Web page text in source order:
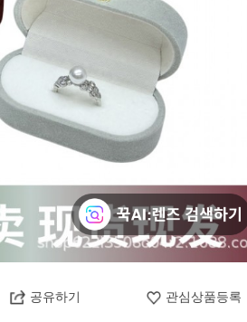
공유하기 관심상품등록